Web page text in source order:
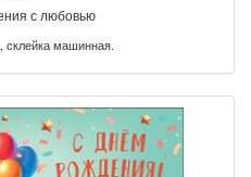
с любовью
склейка машинная.